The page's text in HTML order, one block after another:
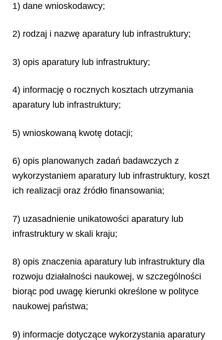
1) dane wnioskodawcy;
2) rodzaj i nazwę aparatury lub infrastruktury;
3) opis aparatury lub infrastruktury;
4) informację o rocznych kosztach utrzymania
aparatury lub infrastruktury;
5) wnioskowaną kwotę dotacji;
6) opis planowanych zadań badawczych z
wykorzystaniem aparatury lub infrastruktury, koszt
ich realizacji oraz źródło finansowania;
7) uzasadnienie unikatowości aparatury lub
infrastruktury w skali kraju;
8) opis znaczenia aparatury lub infrastruktury dla
rozwoju działalności naukowej, w szczególności
biorąc pod uwagę kierunki określone w polityce
naukowej państwa;
9) informacje dotyczące wykorzystania aparatury